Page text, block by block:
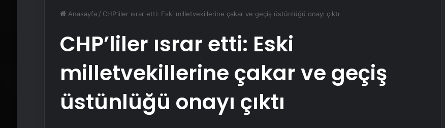
Anasayfa / CHP’liler ısrar etti: Eski milletvekillerine çakar ve geçiş üstünlüğü onayı çıktı
CHP’liler ısrar etti: Eski
milletvekillerine çakar ve geçiş
üstünlüğü onayı çıktı